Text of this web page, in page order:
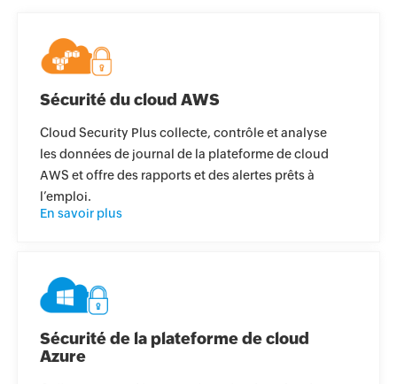
Sécurité du cloud AWS
Cloud Security Plus collecte, contrôle et analyse
les données de journal de la plateforme de cloud
AWS et offre des rapports et des alertes prêts à
l’emploi.
En savoir plus
Sécurité de la plateforme de cloud
Azure